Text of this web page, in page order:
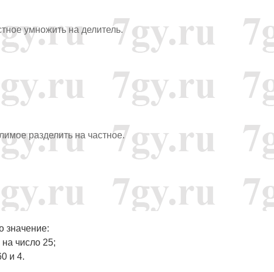
умножить на делитель.
разделить на частное.
значение:
число 25;
и 4.